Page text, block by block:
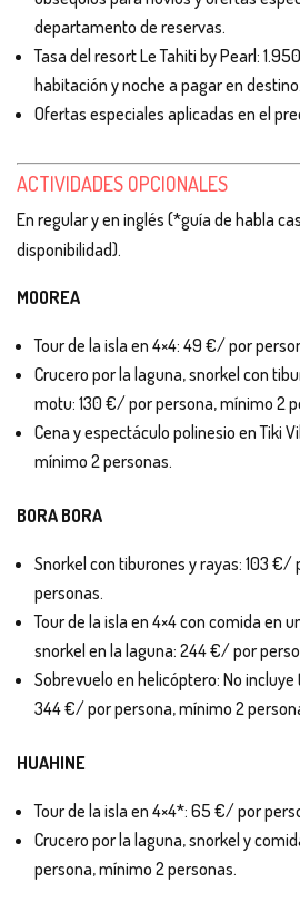
departamento de reservas.
Tasa del resort Le Tahiti by Pearl:
habitación y noche a pagar en destino.
Ofertas especiales aplicadas en el
ACTIVIDADES OPCIONALES
En regular y en inglés (*guía de habla
disponibilidad).
MOOREA
Tour de la isla en 4×4: 49 €/ por
Crucero por la laguna, snorkel con
motu: 130 €/ por persona, mínimo 2
Cena y espectáculo polinesio en Tiki
mínimo 2 personas.
BORA BORA
Snorkel con tiburones y rayas: 103 €/
personas.
Tour de la isla en 4×4 con comida en
snorkel en la laguna: 244 €/ por
Sobrevuelo en helicóptero: No
344 €/ por persona, mínimo 2
HUAHINE
Tour de la isla en 4×4*: 65 €/ por
Crucero por la laguna, snorkel y
persona, mínimo 2 personas.